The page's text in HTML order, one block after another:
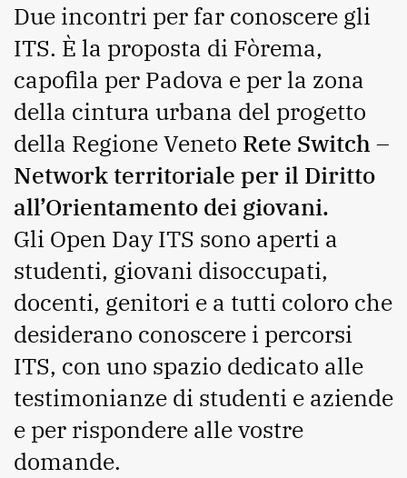
Due incontri per far conoscere gli
ITS. È la proposta di Fòrema,
capofila per Padova e per la zona
della cintura urbana del progetto
della Regione Veneto Rete Switch –
Network territoriale per il Diritto
all’Orientamento dei giovani.
Gli Open Day ITS sono aperti a
studenti, giovani disoccupati,
docenti, genitori e a tutti coloro che
desiderano conoscere i percorsi
ITS, con uno spazio dedicato alle
testimonianze di studenti e aziende
e per rispondere alle vostre
domande.